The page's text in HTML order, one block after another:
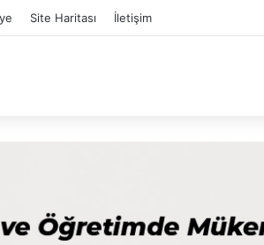
Site Haritası İletişim